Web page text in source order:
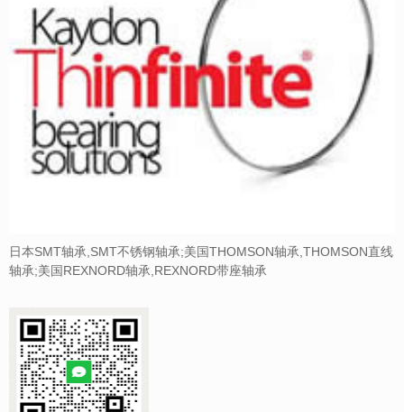
日本SMT轴承,SMT不锈钢轴承;美国THOMSON轴承,THOMSON直线
轴承;美国REXNORD轴承,REXNORD带座轴承